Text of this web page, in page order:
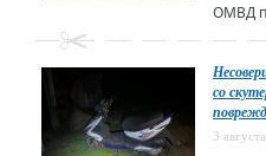
ОМВД
со
3